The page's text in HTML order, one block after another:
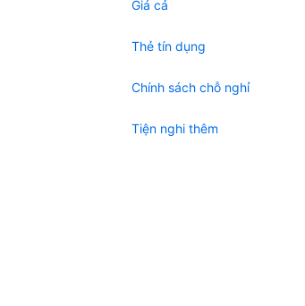
Giá cả
Thẻ tín dụng
Chính sách chỗ nghỉ
Tiện nghi thêm